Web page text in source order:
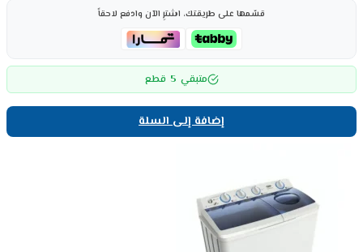
قسّمها على طريقتك، اشترِ الآن وادفع لاحقاً
متبقي 5 قطع
إضافة إلى السلة